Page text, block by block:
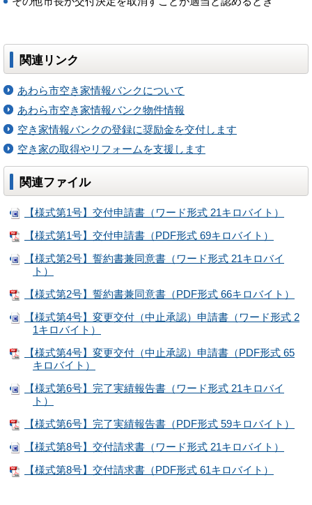
関連リンク
あわら市空き家情報バンクについて
あわら市空き家情報バンク物件情報
空き家情報バンクの登録に奨励金を交付します
空き家の取得やリフォームを支援します
関連ファイル
【様式第1号】交付申請書（ワード形式 21キロバイト）
【様式第1号】交付申請書（PDF形式 69キロバイト）
【様式第2号】誓約書兼同意書（ワード形式 21キロバイ
ト）
【様式第2号】誓約書兼同意書（PDF形式 66キロバイト）
【様式第4号】変更交付（中止承認）申請書（ワード形式 2
1キロバイト）
【様式第4号】変更交付（中止承認）申請書（PDF形式 65
キロバイト）
【様式第6号】完了実績報告書（ワード形式 21キロバイ
ト）
【様式第6号】完了実績報告書（PDF形式 59キロバイト）
【様式第8号】交付請求書（ワード形式 21キロバイト）
【様式第8号】交付請求書（PDF形式 61キロバイト）